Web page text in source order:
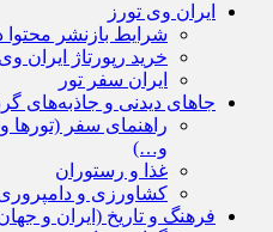
ایران وی تورز
شرایط بازنشر محتوا
خرید رپورتاژ ایران
ایران سفر تور
جاهای دیدنی و جاذبه‌های
راهنمای سفر
و…)
غذا و رستوران
کشاورزی و
فرهنگ و تاریخ (ایران و